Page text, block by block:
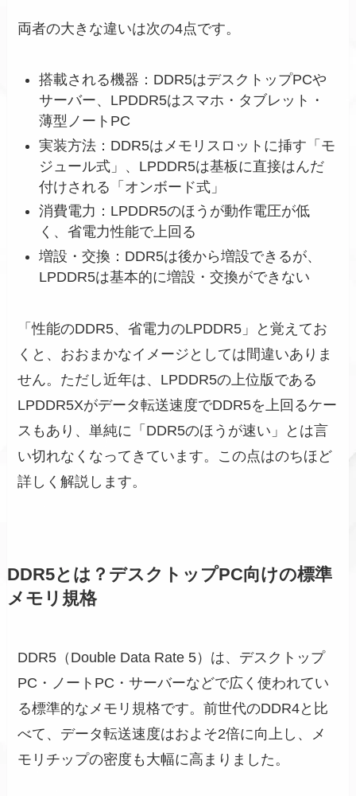
両者の大きな違いは次の4点です。
搭載される機器：DDR5はデスクトップPCや
サーバー、LPDDR5はスマホ・タブレット・
薄型ノートPC
実装方法：DDR5はメモリスロットに挿す「モ
ジュール式」、LPDDR5は基板に直接はんだ
付けされる「オンボード式」
消費電力：LPDDR5のほうが動作電圧が低
く、省電力性能で上回る
増設・交換：DDR5は後から増設できるが、
LPDDR5は基本的に増設・交換ができない
「性能のDDR5、省電力のLPDDR5」と覚えてお
くと、おおまかなイメージとしては間違いありま
せん。ただし近年は、LPDDR5の上位版である
LPDDR5Xがデータ転送速度でDDR5を上回るケー
スもあり、単純に「DDR5のほうが速い」とは言
い切れなくなってきています。この点はのちほど
詳しく解説します。
DDR5とは？デスクトップPC向けの標準
メモリ規格
DDR5（Double Data Rate 5）は、デスクトップ
PC・ノートPC・サーバーなどで広く使われてい
る標準的なメモリ規格です。前世代のDDR4と比
べて、データ転送速度はおよそ2倍に向上し、メ
モリチップの密度も大幅に高まりました。